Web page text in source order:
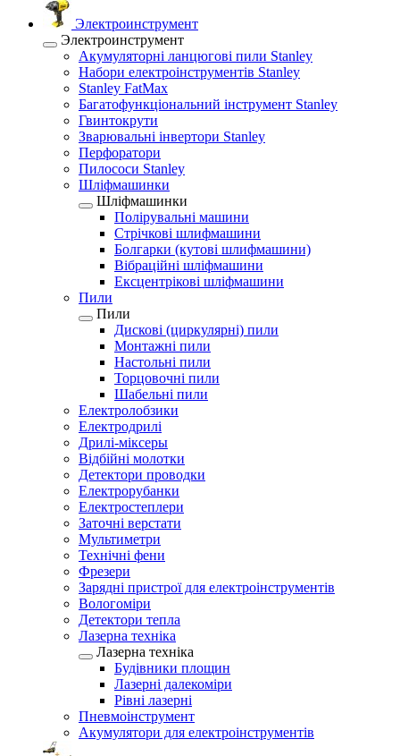
Электроинструмент
Электроинструмент
Акумуляторні ланцюгові пили Stanley
Набори електроінструментів Stanley
Stanley FatMax
Багатофункціональний інструмент Stanley
Гвинтокрути
Зварювальні інвертори Stanley
Перфоратори
Пилососи Stanley
Шліфмашинки
Шліфмашинки
Полірувальні машини
Стрічкові шлифмашини
Болгарки (кутові шлифмашини)
Вібраційні шліфмашини
Ексцентрікові шліфмашини
Пили
Пили
Дискові (циркулярні) пили
Монтажні пили
Настольні пили
Торцовочні пили
Шабельні пили
Електролобзики
Електродрилі
Дрилі-міксеры
Відбійні молотки
Детектори проводки
Електрорубанки
Електростеплери
Заточні верстати
Мультиметри
Технічні фени
Фрезери
Зарядні пристрої для електроінструментів
Вологоміри
Детектори тепла
Лазерна техніка
Лазерна техніка
Будівники площин
Лазерні далекоміри
Рівні лазерні
Пневмоінструмент
Акумулятори для електроінструментів